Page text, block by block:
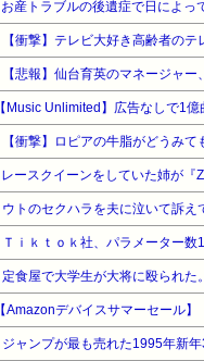
【衝撃】テレビ大好き高齢者の
【悲報】仙台育英のマネージャ
【Music Unlimited】広告なしで1
【衝撃】ロピアの牛脂がどうみ
レースクイーンをしていた姉が『
Ｔｉｋｔｏｋ社、パラメーター
定食屋で大学生が大将に殴られた
ジャンプが最も売れた1995年新